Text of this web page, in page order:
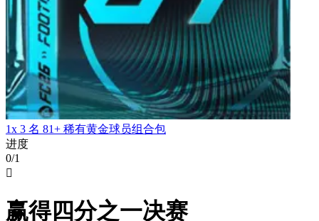
1x 3 名 81+ 稀有黄金球员组合包
进度
0/1

赢得四分之一决赛